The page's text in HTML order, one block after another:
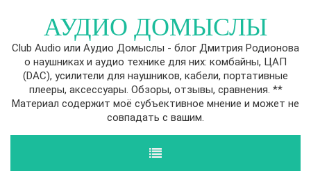
АУДИО ДОМЫСЛЫ
Club Audio или Аудио Домыслы - блог Дмитрия Родионова
о наушниках и аудио технике для них: комбайны, ЦАП
(DAC), усилители для наушников, кабели, портативные
плееры, аксессуары. Обзоры, отзывы, сравнения. **
Материал содержит моё субъективное мнение и может не
совпадать с вашим.